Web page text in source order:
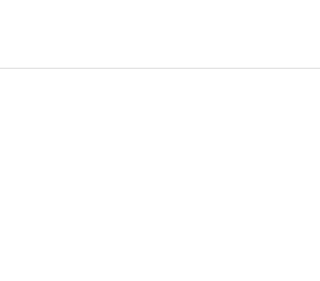
el